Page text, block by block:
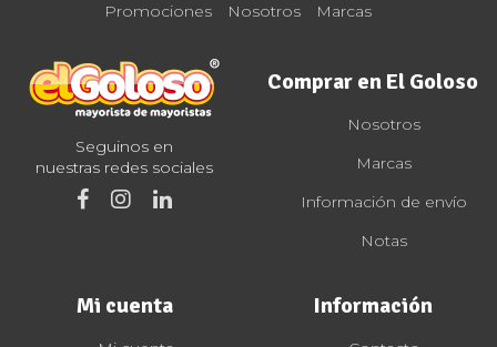
Promociones Nosotros Marcas
Seguinos en
nuestras redes sociales
Comprar en El Goloso
Nosotros
Marcas
Información de envío
Notas
Mi cuenta Información